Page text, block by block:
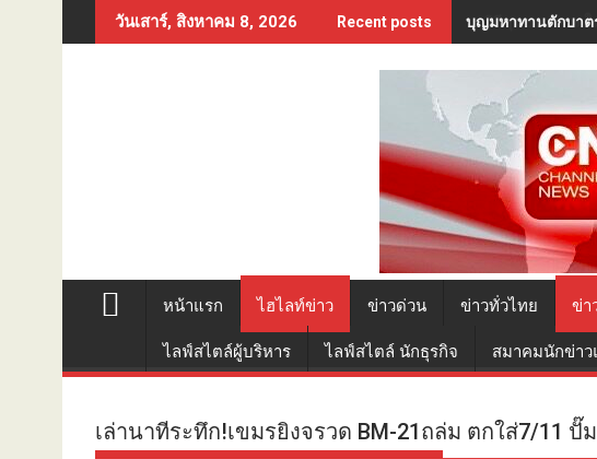
to
วันเสาร์, สิงหาคม 8, 2026 Recent posts บุญมหาทานตักบาต
หน้าแรก ไฮไลท์ข่าว ข่าวด่วน ข่าวทั่วไทย ข่า
ไลฟ์สไตล์ผู้บริหาร ไลฟ์สไตล์ นักธุรกิจ สมาคมนักข่าว
เล่านาทีระทึก!เขมรยิงจรวด BM-21ถล่ม ตกใส่7/11 ปั๊